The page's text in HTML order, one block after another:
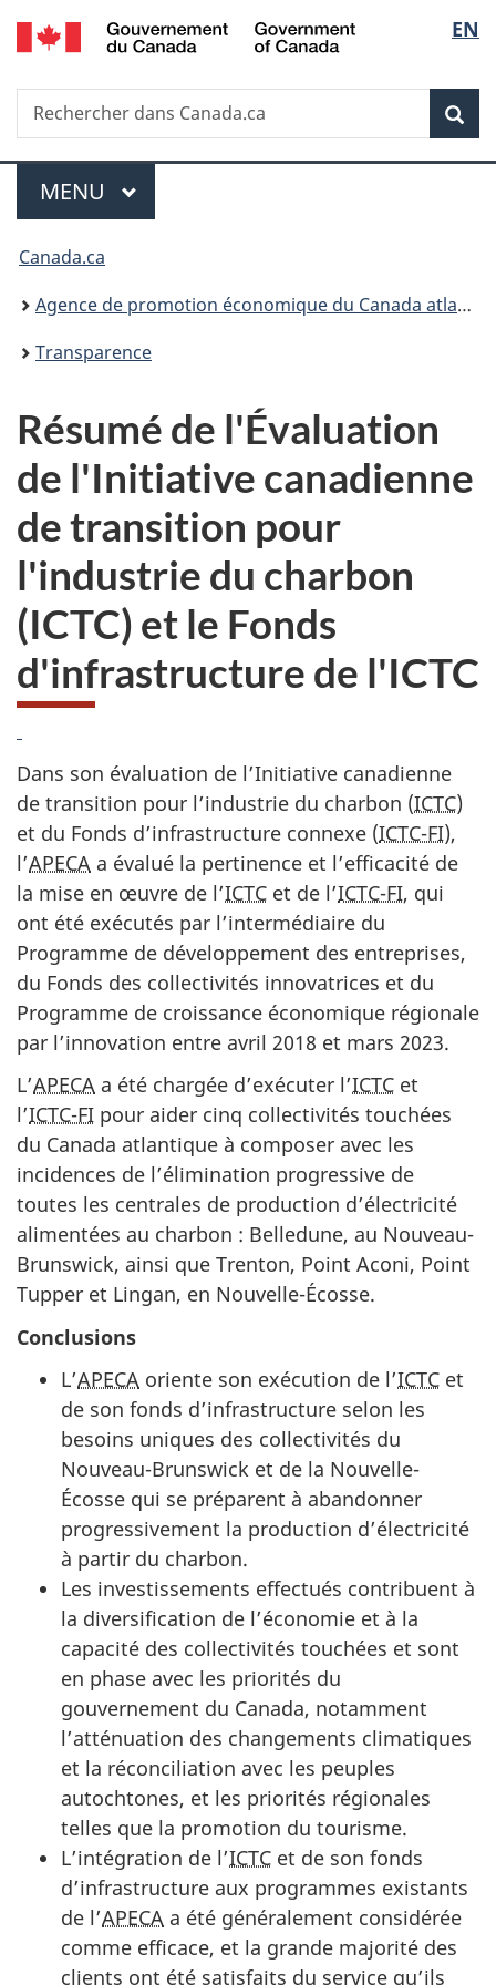
Passer
au
principal
Passer
à
Au
du
Passer
à
version
simplifiée
de
la
EN
Recherche
Rechercher
dans
Menu
MENU PRINCIPAL
Vous
êtes
ici :
Canada.ca
Agence de promotion économique du Canada atlantique
Transparence
Résumé de l'Évaluation
de l'Initiative canadienne
de transition pour
l'industrie du charbon
(ICTC) et le Fonds
d'infrastructure de l'ICTC
Dans son évaluation de l’Initiative canadienne
de transition pour l’industrie du charbon (ICTC)
et du Fonds d’infrastructure connexe (ICTC-FI),
l’APECA a évalué la pertinence et l’efficacité de
la mise en œuvre de l’ICTC et de l’ICTC-FI, qui
ont été exécutés par l’intermédiaire du
Programme de développement des entreprises,
du Fonds des collectivités innovatrices et du
Programme de croissance économique régionale
par l’innovation entre avril 2018 et mars 2023.
L’APECA a été chargée d’exécuter l’ICTC et
l’ICTC-FI pour aider cinq collectivités touchées
du Canada atlantique à composer avec les
incidences de l’élimination progressive de
toutes les centrales de production d’électricité
alimentées au charbon : Belledune, au Nouveau-
Brunswick, ainsi que Trenton, Point Aconi, Point
Tupper et Lingan, en Nouvelle-Écosse.
Conclusions
L’APECA oriente son exécution de l’ICTC et
de son fonds d’infrastructure selon les
besoins uniques des collectivités du
Nouveau-Brunswick et de la Nouvelle-
Écosse qui se préparent à abandonner
progressivement la production d’électricité
à partir du charbon.
Les investissements effectués contribuent à
la diversification de l’économie et à la
capacité des collectivités touchées et sont
en phase avec les priorités du
gouvernement du Canada, notamment
l’atténuation des changements climatiques
et la réconciliation avec les peuples
autochtones, et les priorités régionales
telles que la promotion du tourisme.
L’intégration de l’ICTC et de son fonds
d’infrastructure aux programmes existants
de l’APECA a été généralement considérée
comme efficace, et la grande majorité des
clients ont été satisfaits du service qu’ils